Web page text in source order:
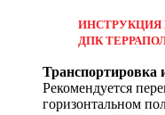
ИНСТРУКЦИЯ
ДПК
Транспортировка
Рекомендуется
горизонтальном